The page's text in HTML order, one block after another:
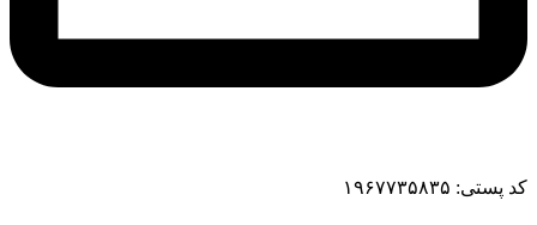
کد پستی: ۱۹۶۷۷۳۵۸۳۵